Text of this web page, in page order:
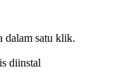
dalam satu klik.
diinstal